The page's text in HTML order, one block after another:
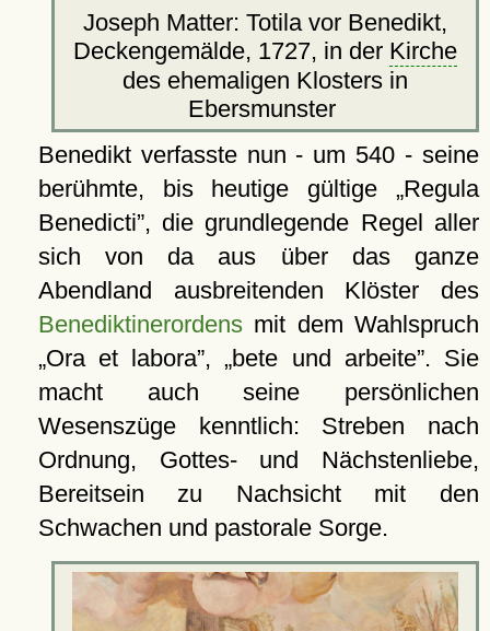
Joseph Matter: Totila vor Benedikt,
Deckengemälde, 1727, in der Kirche
des ehemaligen Klosters in
Ebersmunster
Benedikt verfasste nun - um 540 - seine
berühmte, bis heutige gültige
Regula
Benedicti , die grundlegende Regel aller
sich von da aus über das ganze
Abendland ausbreitenden Klöster des
Benediktinerordensmit dem Wahlspruch
Ora et labora , bete und arbeite . Sie
macht auch seine persönlichen
Wesenszüge kenntlich: Streben nach
Ordnung, Gottes- und Nächstenliebe,
Bereitsein zu Nachsicht mit den
Schwachen und pastorale Sorge.